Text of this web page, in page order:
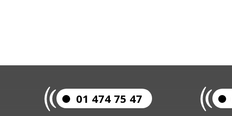
01 474 75 47